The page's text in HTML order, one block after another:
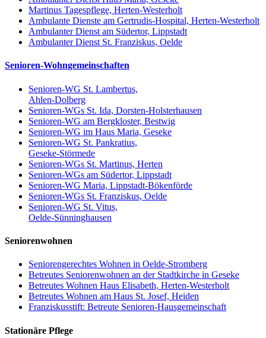
Martinus Tagespflege, Herten-Westerholt
Ambulante Dienste am Gertrudis-Hospital, Herten-Westerholt
Ambulanter Dienst am Südertor, Lippstadt
Ambulanter Dienst St. Franziskus, Oelde
Senioren-Wohngemeinschaften
Senioren-WG St. Lambertus,
Ahlen-Dolberg
Senioren-WGs St. Ida, Dorsten-Holsterhausen
Senioren-WG am Bergkloster, Bestwig
Senioren-WG im Haus Maria, Geseke
Senioren-WG St. Pankratius,
Geseke-Störmede
Senioren-WGs St. Martinus, Herten
Senioren-WGs am Südertor, Lippstadt
Senioren-WG Maria, Lippstadt-Bökenförde
Senioren-WGs St. Franziskus, Oelde
Senioren-WG St. Vitus,
Oelde-Sünninghausen
Seniorenwohnen
Seniorengerechtes Wohnen in Oelde-Stromberg
Betreutes Seniorenwohnen an der Stadtkirche in Geseke
Betreutes Wohnen Haus Elisabeth, Herten-Westerholt
Betreutes Wohnen am Haus St. Josef, Heiden
Franziskusstift: Betreute Senioren-Hausgemeinschaft
Stationäre Pflege